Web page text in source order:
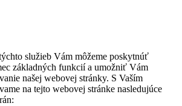
služieb Vám môžeme poskytnúť
základných funkcií a umožniť Vám
našej webovej stránky. S Vaším
na tejto webovej stránke nasledujúce